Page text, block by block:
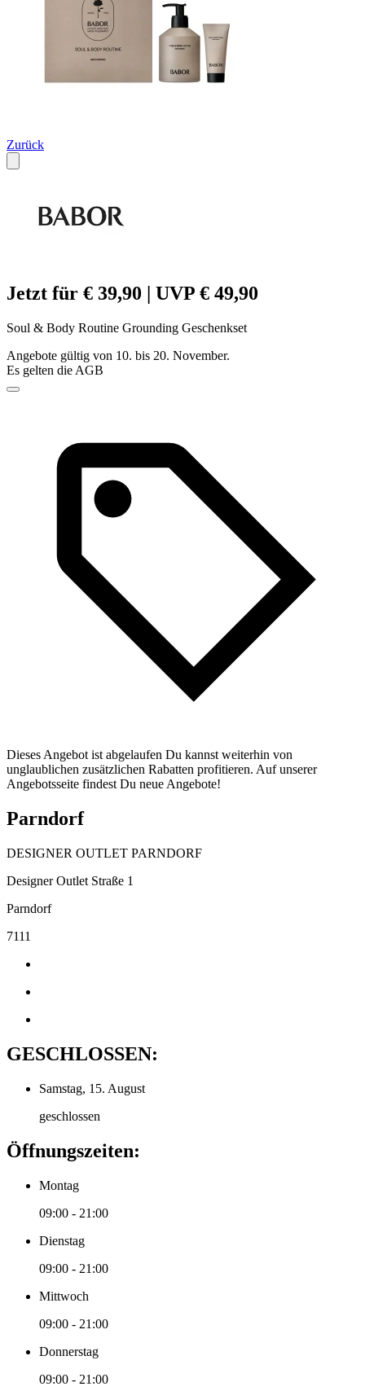
Zurück
Jetzt für € 39,90 | UVP € 49,90
Soul & Body Routine Grounding Geschenkset
Angebote gültig von 10. bis 20. November.
Es gelten die AGB
Dieses Angebot ist abgelaufen Du kannst weiterhin von
unglaublichen zusätzlichen Rabatten profitieren. Auf unserer
Angebotsseite findest Du neue Angebote!
Parndorf
DESIGNER OUTLET PARNDORF
Designer Outlet Straße 1
Parndorf
7111
GESCHLOSSEN:
Samstag, 15. August
geschlossen
Öffnungszeiten:
Montag
09:00 - 21:00
Dienstag
09:00 - 21:00
Mittwoch
09:00 - 21:00
Donnerstag
09:00 - 21:00